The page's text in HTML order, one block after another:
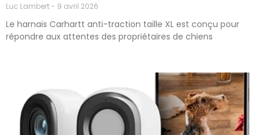
Luc Lambert 9 avril 2026
Le harnais Carhartt anti-traction taille XL est conçu pour
répondre aux attentes des propriétaires de chiens